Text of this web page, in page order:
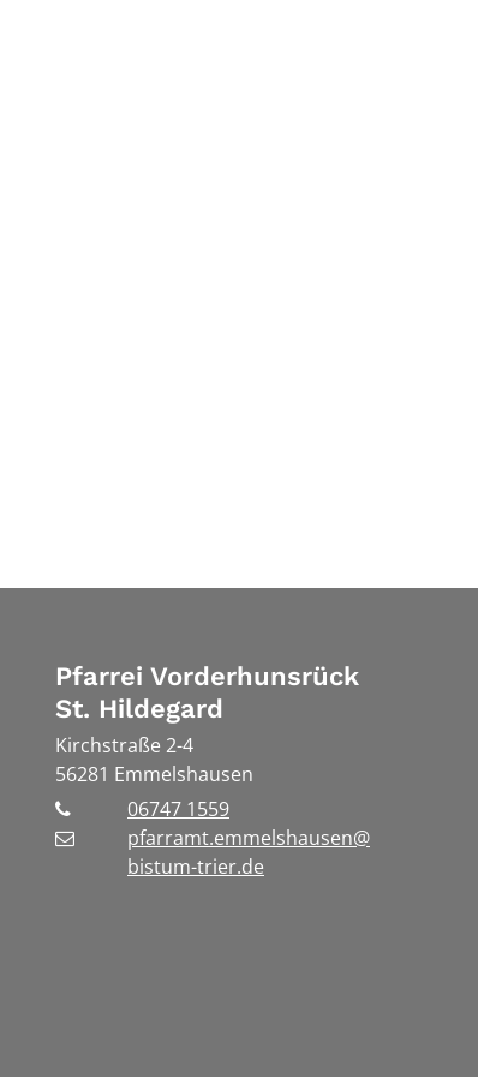
Pfarrei Vorderhunsrück
St. Hildegard
Kirchstraße 2-4
56281 Emmelshausen
06747 1559
pfarramt.emmelshausen@
bistum-trier.de